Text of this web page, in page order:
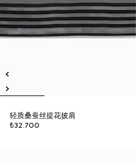
轻质桑蚕丝提花披肩
₺32.700